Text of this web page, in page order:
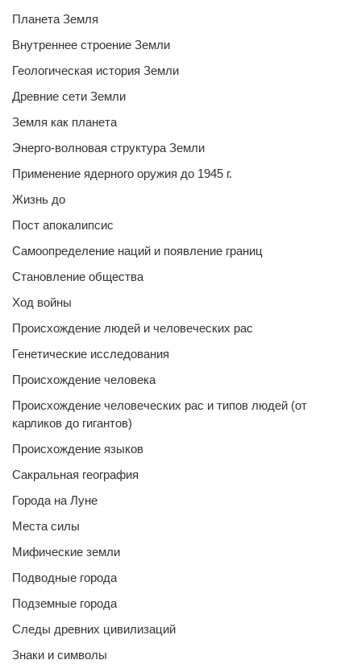
Планета Земля
Внутреннее строение Земли
Геологическая история Земли
Древние сети Земли
Земля как планета
Энерго-волновая структура Земли
Применение ядерного оружия до 1945 г.
Жизнь до
Пост апокалипсис
Самоопределение наций и появление границ
Становление общества
Ход войны
Происхождение людей и человеческих рас
Генетические исследования
Происхождение человека
Происхождение человеческих рас и типов людей (от
карликов до гигантов)
Происхождение языков
Сакральная география
Города на Луне
Места силы
Мифические земли
Подводные города
Подземные города
Следы древних цивилизаций
Знаки и символы